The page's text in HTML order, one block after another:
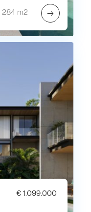
284 m2 →
€ 1.099.000